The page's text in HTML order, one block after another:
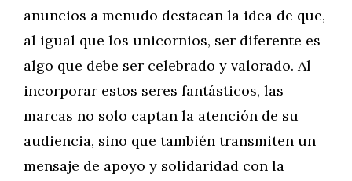
anuncios a menudo destacan la idea de que,
al igual que los unicornios, ser diferente es
algo que debe ser celebrado y valorado. Al
incorporar estos seres fantásticos, las
marcas no solo captan la atención de su
audiencia, sino que también transmiten un
mensaje de apoyo y solidaridad con la